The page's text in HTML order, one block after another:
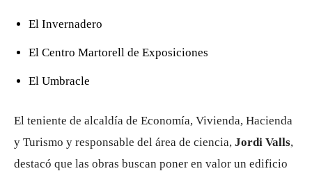
El Invernadero
El Centro Martorell de Exposiciones
El Umbracle
El teniente de alcaldía de Economía, Vivienda, Hacienda
y Turismo y responsable del área de ciencia, Jordi Valls,
destacó que las obras buscan poner en valor un edificio